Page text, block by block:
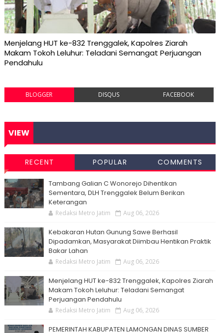
Menjelang HUT ke-832 Trenggalek, Kapolres Ziarah
Makam Tokoh Leluhur: Teladani Semangat Perjuangan
Pendahulu
BLOGGER DISQUS FACEBOOK
VIEW
RECENT POPULAR COMMENTS
Tambang Galian C Wonorejo Dihentikan
Sementara, DLH Trenggalek Belum Berikan
Keterangan
Redaksi Metro Jatim Aug 06, 2026
Kebakaran Hutan Gunung Sawe Berhasil
Dipadamkan, Masyarakat Diimbau Hentikan Praktik
Bakar Lahan
Redaksi Metro Jatim Aug 06, 2026
Menjelang HUT ke-832 Trenggalek, Kapolres Ziarah
Makam Tokoh Leluhur: Teladani Semangat
Perjuangan Pendahulu
Redaksi Metro Jatim Aug 06, 2026
PEMERINTAH KABUPATEN LAMONGAN DINAS SUMBER